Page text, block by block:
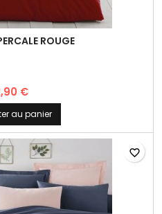
ROUGE
€
au panier
favorite_border